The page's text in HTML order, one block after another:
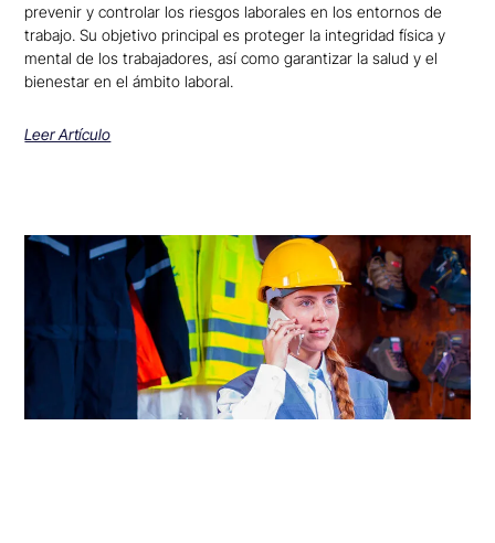
prevenir y controlar los riesgos laborales en los entornos de
trabajo. Su objetivo principal es proteger la integridad física y
mental de los trabajadores, así como garantizar la salud y el
bienestar en el ámbito laboral.
Leer Artículo